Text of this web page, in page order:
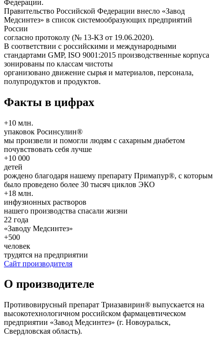
Федерации.
Правительство Российской Федерации внесло «Завод
Медсинтез» в список системообразующих предприятий
России
согласно протоколу (№ 13-КЗ от 19.06.2020).
В соответствии с российскими и международными
стандартами GMP, ISO 9001:2015 производственные корпуса
зонированы по классам чистоты
организовано движение сырья и материалов, персонала,
полупродуктов и продуктов.
Факты в цифрах
+10 млн.
упаковок Росинсулин®
мы произвели и помогли людям с сахарным диабетом
почувствовать себя лучше
+10 000
детей
рождено благодаря нашему препарату Примапур®, с которым
было проведено более 30 тысяч циклов ЭКО
+18 млн.
инфузионных растворов
нашего производства спасали жизни
22 года
«Заводу Медсинтез»
+500
человек
трудятся на предприятии
Сайт производителя
О производителе
Противовирусный препарат Триазавирин® выпускается на
высокотехнологичном российском фармацевтическом
предприятии «Завод Медсинтез» (г. Новоуральск,
Свердловская область).